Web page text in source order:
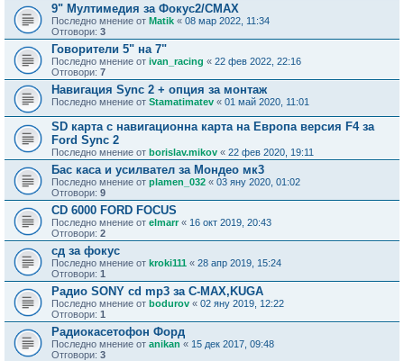
9" Мултимедия за Фокус2/CMAX
Последно мнение от Matik « 08 мар 2022, 11:34
Отговори: 3
Говорители 5" на 7"
Последно мнение от ivan_racing « 22 фев 2022, 22:16
Отговори: 7
Навигация Sync 2 + опция за монтаж
Последно мнение от Stamatimatev « 01 май 2020, 11:01
SD карта с навигационна карта на Европа версия F4 за
Ford Sync 2
Последно мнение от borislav.mikov « 22 фев 2020, 19:11
Бас каса и усилвател за Мондео мк3
Последно мнение от plamen_032 « 03 яну 2020, 01:02
Отговори: 9
CD 6000 FORD FOCUS
Последно мнение от elmarr« 16 окт 2019, 20:43
Отговори: 2
сд за фокус
Последно мнение от kroki111 « 28 апр 2019, 15:24
Отговори: 1
Радио SONY cd mp3 за C-MAX,KUGA
Последно мнение от bodurov « 02 яну 2019, 12:22
Отговори: 1
Радиокасетофон Форд
Последно мнение от anikan « 15 дек 2017, 09:48
Отговори: 3